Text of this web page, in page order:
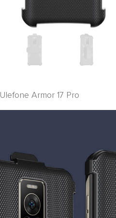
Ulefone Armor 17 Pro